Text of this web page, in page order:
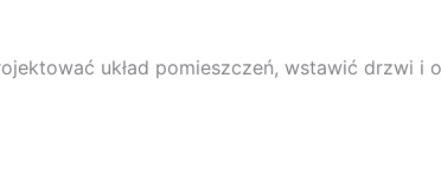
układ pomieszczeń, wstawić drzwi i